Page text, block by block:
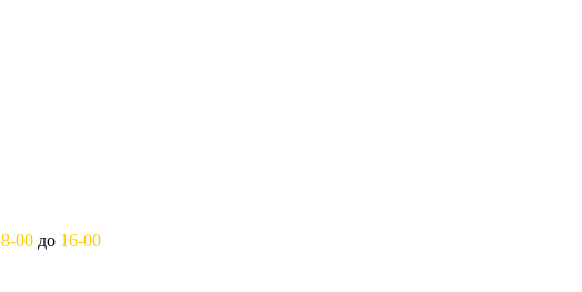
8-00 до 16-00